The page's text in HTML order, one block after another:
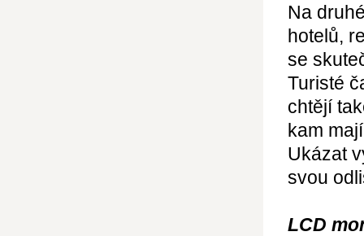
Na
hotelů,
se
Turisté
chtějí
kam
Ukázat
svou
LCD